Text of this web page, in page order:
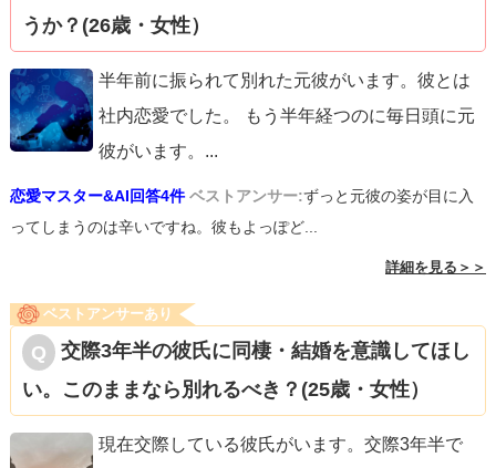
うか？(26歳・女性）
半年前に振られて別れた元彼がいます。彼とは
社内恋愛でした。 もう半年経つのに毎日頭に元
彼がいます。 ...
恋愛マスター&AI回答4件 ベストアンサー:ずっと元彼の姿が目に入
ってしまうのは辛いですね。彼もよっぽど...
詳細を見る＞＞
ベストアンサーあり
交際3年半の彼氏に同棲・結婚を意識してほし
い。このままなら別れるべき？(25歳・女性）
現在交際している彼氏がいます。交際3年半で